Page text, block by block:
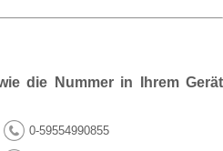
die Nummer in Ihrem Gerät
0-59554990855